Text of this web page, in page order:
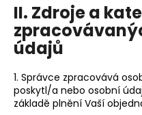
II. Zdroje a
údajů
1. Správce zpracovává
poskytl/a nebo osobní
základě plnění Vaší
TRIČKO
KOMPASS
WHITE
1
Kč